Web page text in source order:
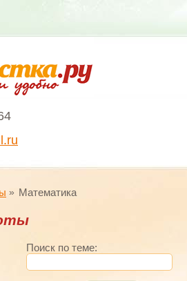
Математика
Поиск по теме: